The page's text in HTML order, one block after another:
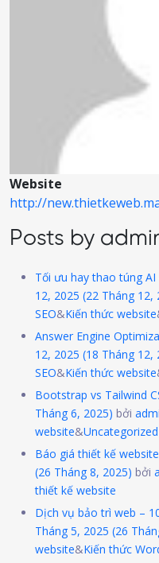
Website
http://
Posts by
Tối ưu hay thao túng AI
12, 2025 (22 Tháng 12,
SEO&Kiến thức website
Answer Engine
12, 2025 (18 Tháng 12,
SEO&Kiến thức website
Bootstrap vs Tailwind
Tháng 6, 2025) bởi
website&Uncategorized
Báo giá thiết kế
(26 Tháng 8, 2025) bởi
thiết kế website
Dịch vụ bảo trì web –
Tháng 5, 2025 (26
website&Kiến thức